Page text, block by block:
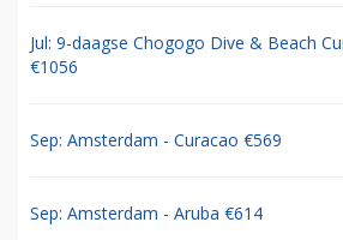
Jul: 9-daagse Chogogo Dive & Beach
€1056
Sep: Amsterdam - Curacao €569
Sep: Amsterdam - Aruba €614